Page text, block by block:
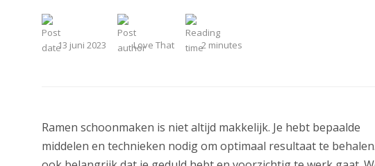
13 juni 2023 Love That 2 minutes
Ramen schoonmaken is niet altijd makkelijk. Je hebt bepaalde
middelen en technieken nodig om optimaal resultaat te